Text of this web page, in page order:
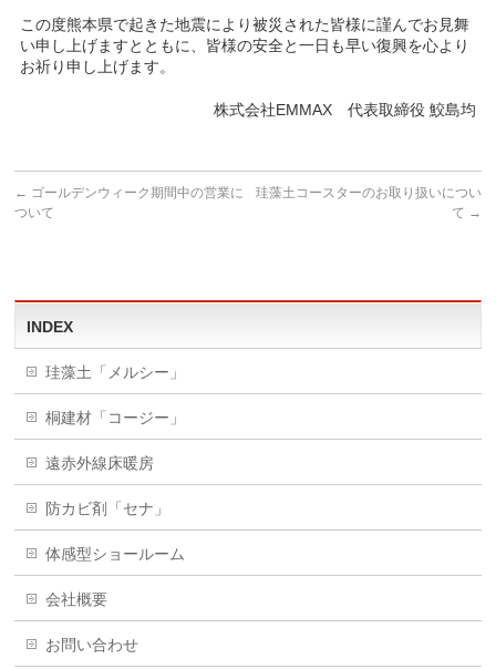
この度熊本県で起きた地震により被災された皆様に謹んでお見舞
い申し上げますとともに、皆様の安全と一日も早い復興を心より
お祈り申し上げます。
株式会社EMMAX 代表取締役 鮫島均
← ゴールデンウィーク期間中の営業に
ついて
珪藻土コースターのお取り扱いについ
て →
INDEX
珪藻土「メルシー」
桐建材「コージー」
遠赤外線床暖房
防カビ剤「セナ」
体感型ショールーム
会社概要
お問い合わせ